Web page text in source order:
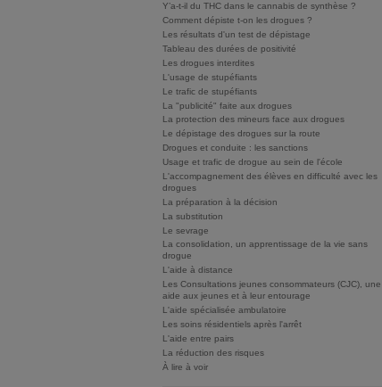
Y’a-t-il du THC dans le cannabis de synthèse ?
Comment dépiste t-on les drogues ?
Les résultats d'un test de dépistage
Tableau des durées de positivité
Les drogues interdites
L'usage de stupéfiants
Le trafic de stupéfiants
La "publicité" faite aux drogues
La protection des mineurs face aux drogues
Le dépistage des drogues sur la route
Drogues et conduite : les sanctions
Usage et trafic de drogue au sein de l'école
L'accompagnement des élèves en difficulté avec les
drogues
La préparation à la décision
La substitution
Le sevrage
La consolidation, un apprentissage de la vie sans
drogue
L'aide à distance
Les Consultations jeunes consommateurs (CJC), une
aide aux jeunes et à leur entourage
L'aide spécialisée ambulatoire
Les soins résidentiels après l'arrêt
L'aide entre pairs
La réduction des risques
À lire à voir